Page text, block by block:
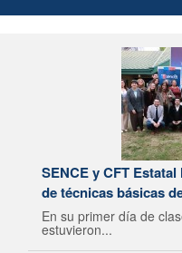
SENCE y CFT
de técnicas básicas
En su primer día de
estuvieron...